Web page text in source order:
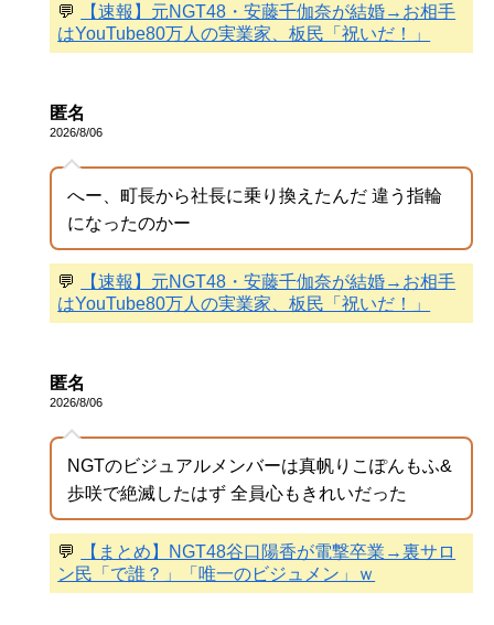
💬
【速報】元NGT48・安藤千伽奈が結婚→お相手
はYouTube80万人の実業家、板民「祝いだ！」
匿名
2026/8/06
へー、町長から社長に乗り換えたんだ 違う指輪
になったのかー
💬
【速報】元NGT48・安藤千伽奈が結婚→お相手
はYouTube80万人の実業家、板民「祝いだ！」
匿名
2026/8/06
NGTのビジュアルメンバーは真帆りこぽんもふ&
歩咲で絶滅したはず 全員心もきれいだった
💬
【まとめ】NGT48谷口陽香が電撃卒業→裏サロ
ン民「で誰？」「唯一のビジュメン」ｗ